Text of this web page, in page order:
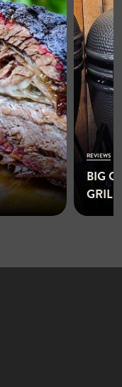
READ
REVIEWS
BIG